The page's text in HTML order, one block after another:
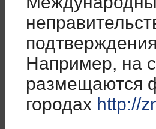
Например, на
размещаются
городах http://